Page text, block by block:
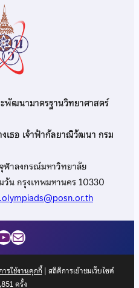
พัฒนามาตรฐานวิทยาศาสตร์
เธอ เจ้าฟ้ากัลยาณิวัฒนา กรม
ฬาลงกรณ์มหาวิทยาลัย
น กรุงเทพมหานคร 10330
Mail
รใช้งานคุกกี้| สถิติการเข้าชมเว็บไซต์
ครั้ง